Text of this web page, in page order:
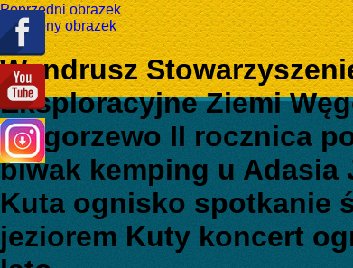
Poprzedni obrazek
Następny obrazek
Wendrusz
Eksploracyjne Ziemi
Węgorzewo II rocznica
biwak kemping u Adasia
Kuta ognisko spotkanie
jeziorem Kuty koncert